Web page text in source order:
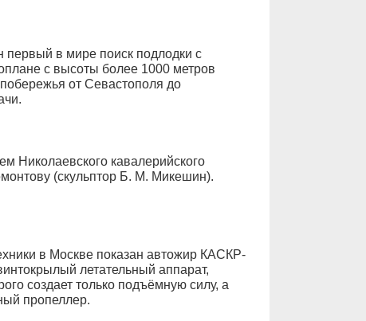
в мире поиск подлодки с
с высоты более 1000 метров
от Севастополя до
Николаевского кавалерийского
(скульптор Б. М. Микешин).
в Москве показан автожир КАСКР-
летательный аппарат,
создает только подъёмную силу, а
пропеллер.